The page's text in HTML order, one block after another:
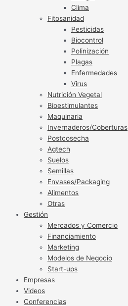
Clima
Fitosanidad
Pesticidas
Biocontrol
Polinización
Plagas
Enfermedades
Virus
Nutrición Vegetal
Bioestimulantes
Maquinaria
Invernaderos/Coberturas
Postcosecha
Agtech
Suelos
Semillas
Envases/Packaging
Alimentos
Otras
Gestión
Mercados y Comercio
Financiamiento
Marketing
Modelos de Negocio
Start-ups
Empresas
Videos
Conferencias